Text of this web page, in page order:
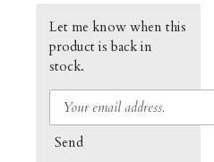
Let me know when this
product is back in
stock.
Send